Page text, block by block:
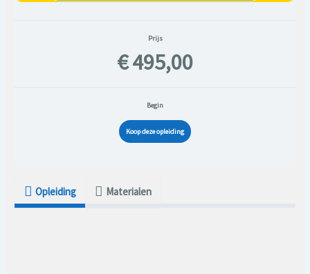
Prijs
€ 495,00
Begin
Koop deze opleiding
Opleiding Materialen